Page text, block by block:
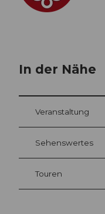
In der Nähe
Veranstaltung
Sehenswertes
Touren